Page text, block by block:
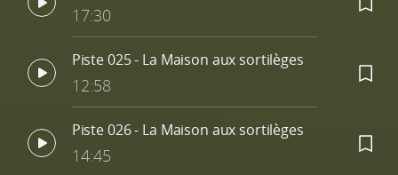
17:30
Piste 025 - La Maison aux sortilèges
12:58
Piste 026 - La Maison aux sortilèges
14:45